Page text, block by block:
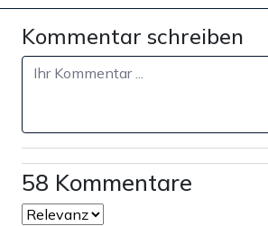
Kommentar schreiben
58 Kommentare